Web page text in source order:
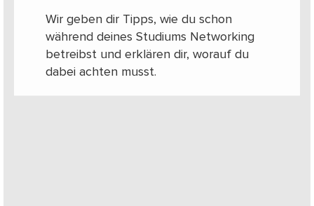
Wir geben dir Tipps, wie du schon
während deines Studiums Networking
betreibst und erklären dir, worauf du
dabei achten musst.